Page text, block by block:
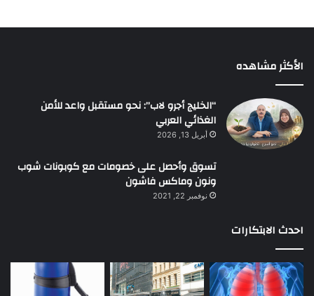
الأكثر مشاهده
“الخليج أجرو لاب”: نحو مستقبل واعد للأمن
الغذائي العربي
أبريل 13, 2026
تسوق وأحصل على خصومات مع كوبونات شوب
ونون وماكس فاشون
نوفمبر 22, 2021
احدث الابتكارات